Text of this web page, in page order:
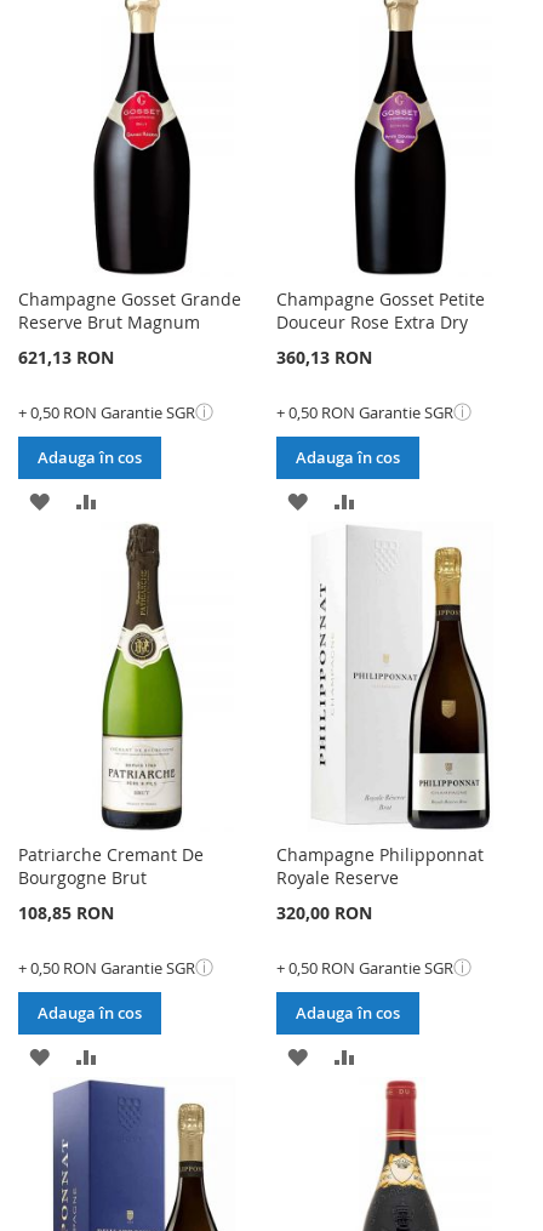
DORINTE
COMPARARE
DORINTE
COMPARARE
Champagne Gosset Grande
Reserve Brut Magnum
621,13 RON
+ 0,50 RON Garantie SGRⓘ
Adauga în cos
ADAUGATI
DORINTE
PENTRU
COMPARARE
Champagne Gosset Petite
Douceur Rose Extra Dry
360,13 RON
+ 0,50 RON Garantie SGRⓘ
Adauga în cos
ADAUGATI
LISTA
DE
DORINTE
COMPARARE
Patriarche Cremant De
Bourgogne Brut
108,85 RON
+ 0,50 RON Garantie SGRⓘ
Adauga în cos
ADAUGATI
LA
LISTA
DE
DORINTE
PENTRU
COMPARARE
Champagne Philipponnat
Royale Reserve
320,00 RON
+ 0,50 RON Garantie SGRⓘ
Adauga în cos
ADAUGATI
DORINTE
PENTRU
COMPARARE